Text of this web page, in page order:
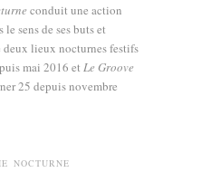
conduit une action
sens de ses buts et
lieux nocturnes festifs
mai 2016 et Le Groove
25 depuis novembre
NOCTURNE